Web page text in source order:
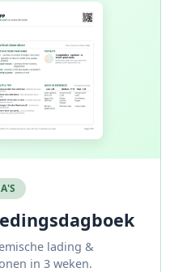
lading &
in 3 weken.